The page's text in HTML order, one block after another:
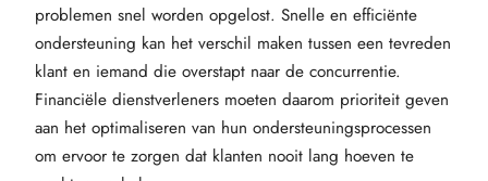
problemen snel worden opgelost. Snelle en efficiënte
ondersteuning kan het verschil maken tussen een tevreden
klant en iemand die overstapt naar de concurrentie.
Financiële dienstverleners moeten daarom prioriteit geven
aan het optimaliseren van hun ondersteuningsprocessen
om ervoor te zorgen dat klanten nooit lang hoeven te